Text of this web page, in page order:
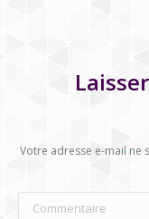
Votre adresse e-mail ne
Commentaire